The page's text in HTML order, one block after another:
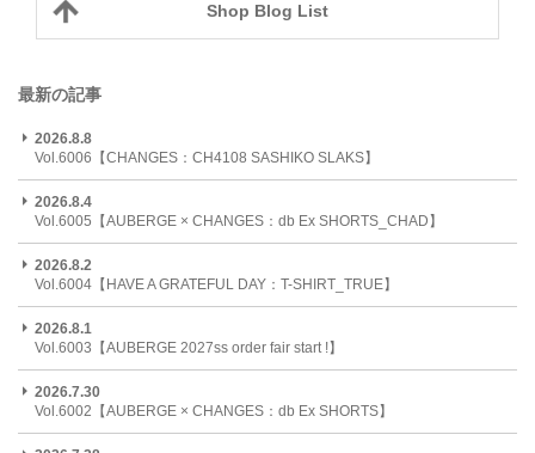
Shop Blog List
最新の記事
2026.8.8
Vol.6006【CHANGES：CH4108 SASHIKO SLAKS】
2026.8.4
Vol.6005【AUBERGE × CHANGES：db Ex SHORTS_CHAD】
2026.8.2
Vol.6004【HAVE A GRATEFUL DAY：T-SHIRT_TRUE】
2026.8.1
Vol.6003【AUBERGE 2027ss order fair start !】
2026.7.30
Vol.6002【AUBERGE × CHANGES：db Ex SHORTS】